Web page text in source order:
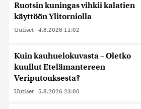
Ruotsin kuningas vihkii kalatien
käyttöön Ylitorniolla
Uutiset | 4.8.2026 11:02
Kuin kauhuelokuvasta – Oletko
kuullut Etelämantereen
Veriputouksesta?
Uutiset | 5.8.2026 23:00